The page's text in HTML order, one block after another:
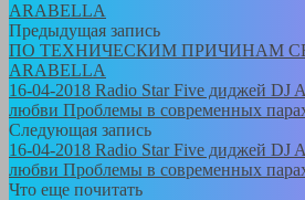
ARABELLA
Предыдущая запись
ПО ТЕХНИЧЕСКИМ ПРИЧИНАМ
ARABELLA
16-04-2018 Radio Star Five диджей DJ
любви Проблемы в современных
Следующая запись
16-04-2018 Radio Star Five диджей DJ
любви Проблемы в современных
Что еще почитать